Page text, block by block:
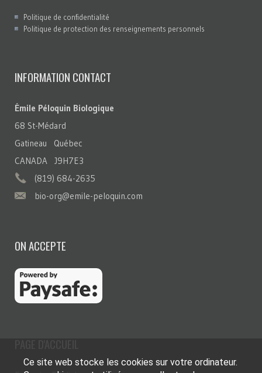
Politique de confidentialité
Politique de protection des renseignements personnels
INFORMATION CONTACT
Émile Péloquin Biologique
68 St-Médard
Gatineau Québec
CANADA J9H7E3
(819) 684-2635
bio-org@emile-peloquin.com
ON ACCEPTE
Ce site web stocke les cookies sur votre ordinateur.